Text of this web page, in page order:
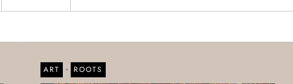
ART - ROOTS